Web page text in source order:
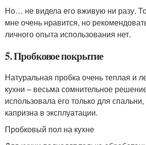
Но… не видела его вживую ни разу.
мне очень нравится, но
личного опыта использования нет.
5. Пробковое покрытие
Натуральная пробка очень теплая и
кухни – весьма сомнительное
использовала его только для
капризна в эксплуатации.
Пробковый пол на кухне